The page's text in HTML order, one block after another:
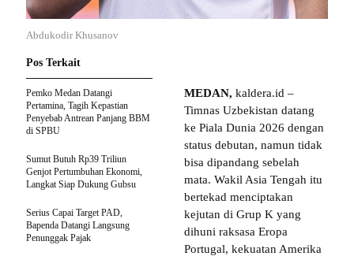
Abdukodir Khusanov
MEDAN, kaldera.id –
Timnas Uzbekistan datang
ke Piala Dunia 2026 dengan
status debutan, namun tidak
bisa dipandang sebelah
mata. Wakil Asia Tengah itu
bertekad menciptakan
kejutan di Grup K yang
dihuni raksasa Eropa
Portugal, kekuatan Amerika
Pos Terkait
Pemko Medan Datangi
Pertamina, Tagih Kepastian
Penyebab Antrean Panjang BBM
di SPBU
Sumut Butuh Rp39 Triliun
Genjot Pertumbuhan Ekonomi,
Langkat Siap Dukung Gubsu
Serius Capai Target PAD,
Bapenda Datangi Langsung
Penunggak Pajak